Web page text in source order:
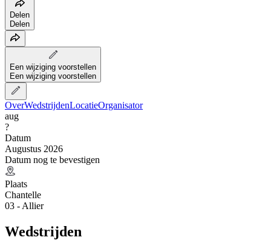
Delen
Delen
Een wijziging voorstellen
Een wijziging voorstellen
OverWedstrijdenLocatieOrganisator
aug
?
Datum
Augustus 2026
Datum nog te bevestigen
Plaats
Chantelle
03 - Allier
Wedstrijden